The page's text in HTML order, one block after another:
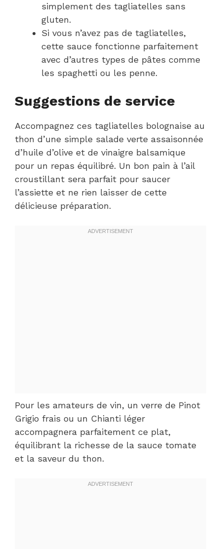
simplement des tagliatelles sans
gluten.
Si vous n’avez pas de tagliatelles,
cette sauce fonctionne parfaitement
avec d’autres types de pâtes comme
les spaghetti ou les penne.
Suggestions de service
Accompagnez ces tagliatelles bolognaise au
thon d’une simple salade verte assaisonnée
d’huile d’olive et de vinaigre balsamique
pour un repas équilibré. Un bon pain à l’ail
croustillant sera parfait pour saucer
l’assiette et ne rien laisser de cette
délicieuse préparation.
Pour les amateurs de vin, un verre de Pinot
Grigio frais ou un Chianti léger
accompagnera parfaitement ce plat,
équilibrant la richesse de la sauce tomate
et la saveur du thon.